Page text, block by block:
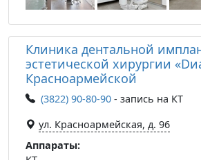
Клиника дентальной
эстетической хирургии
Красноармейской
(3822) 90-80-90 - запись на КТ
ул. Красноармейская, д. 96
Аппараты: